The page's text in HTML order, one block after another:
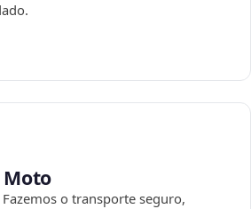
Moto
o transporte seguro,